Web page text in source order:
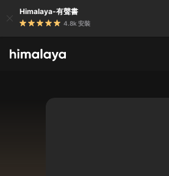
Himalaya-有聲書
4.8k 安裝